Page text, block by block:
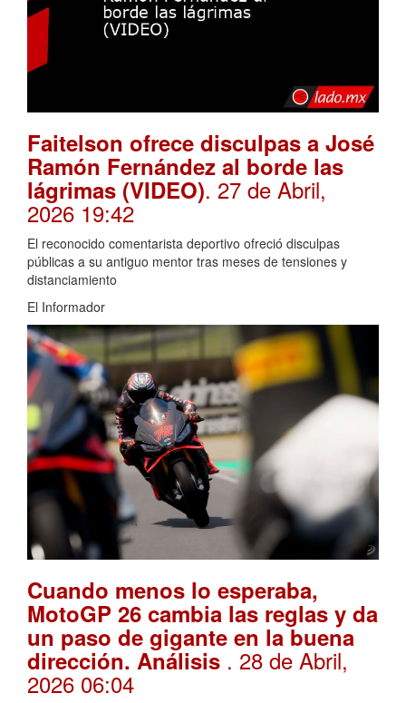
Faitelson ofrece disculpas a José
Ramón Fernández al borde las
lágrimas (VIDEO). 27 de Abril,
2026 19:42
El reconocido comentarista deportivo ofreció disculpas
públicas a su antiguo mentor tras meses de tensiones y
distanciamiento
El Informador
Cuando menos lo esperaba,
MotoGP 26 cambia las reglas y da
un paso de gigante en la buena
dirección. Análisis . 28 de Abril,
2026 06:04